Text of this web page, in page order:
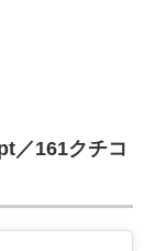
／161クチコ